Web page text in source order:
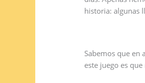
historia: algunas
Sabemos que en
este juego es